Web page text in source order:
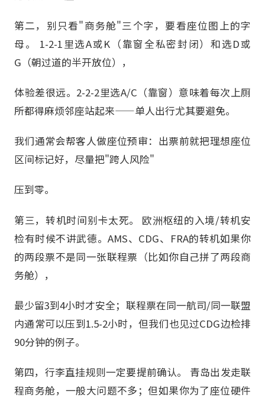
第二，别只看"商务舱"三个字，要看座位图上的字
母。 1-2-1里选A或K（靠窗全私密封闭）和选D或
G（朝过道的半开放位），
体验差很远。2-2-2里选A/C（靠窗）意味着每次上厕
所都得麻烦邻座站起来——单人出行尤其要避免。
我们通常会帮客人做座位预审：出票前就把理想座位
区间标记好，尽量把"跨人风险"
压到零。
第三，转机时间别卡太死。 欧洲枢纽的入境/转机安
检有时候不讲武德。AMS、CDG、FRA的转机如果你
的两段票不是同一张联程票（比如你自己拼了两段商
务舱），
最少留3到4小时才安全；联程票在同一航司/同一联盟
内通常可以压到1.5-2小时，但我们也见过CDG边检排
90分钟的例子。
第四，行李直挂规则一定要提前确认。 青岛出发走联
程商务舱，一般大问题不多；但如果你为了座位硬件